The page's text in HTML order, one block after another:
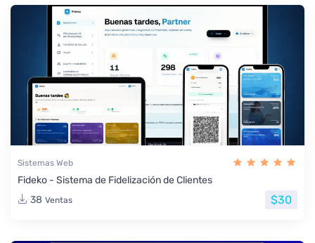
Sistemas Web
Fideko - Sistema de Fidelización de Clientes
38 Ventas $30